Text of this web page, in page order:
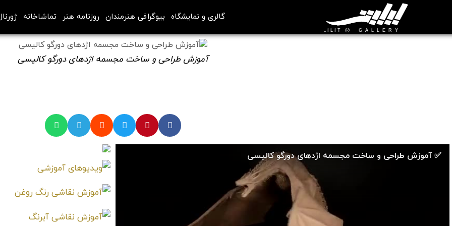
گالری و نمایشگاه بیوگرافی هنرمندان روزنامه هنر تماشاخانه
آموزش طراحی و ساخت مجسمه اژدهای دورگو کالیسی